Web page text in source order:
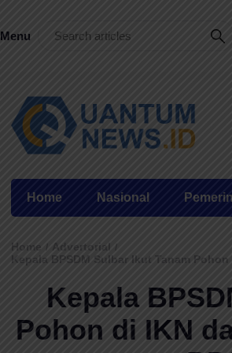
Menu
Home Nasional
Home / Advertorial /
Kepala BPSDM Sulbar Ikut Tanam
Kepala
Pohon di IKN